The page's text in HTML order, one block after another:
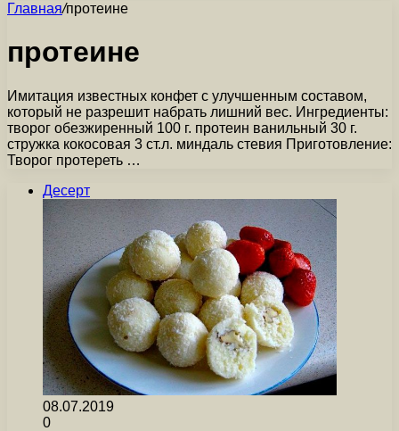
Главная/протеине
протеине
Имитация известных конфет с улучшенным составом,
который не разрешит набрать лишний вес. Ингредиенты:
творог обезжиренный 100 г. протеин ванильный 30 г.
стружка кокосовая 3 ст.л. миндаль стевия Приготовление:
Творог протереть …
Десерт
08.07.2019
0